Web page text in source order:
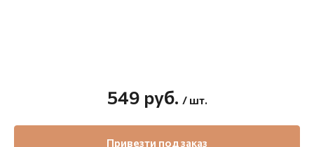
549 руб. / шт.
Привезти под заказ